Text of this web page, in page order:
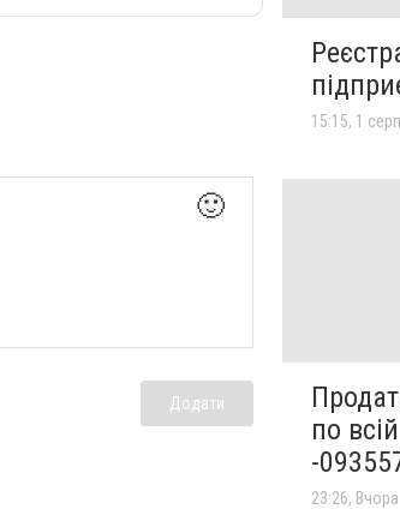
🙂
Додати
15:15, 1
по
-
23:26, Вчора